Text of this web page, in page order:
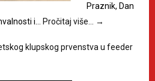
Praznik, Dan
i…
Pročitaj više… →
klupskog prvenstva u feeder